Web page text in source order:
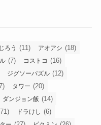
ろう (11) アオアシ (18)
(7) コストコ (16)
ジグソーパズル (12)
タワー (20)
ダンジョン飯 (14)
ドラけし (6)